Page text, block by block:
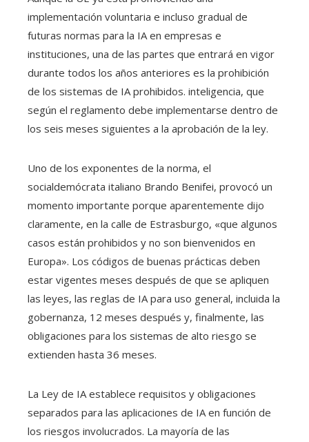
implementación voluntaria e incluso gradual de
futuras normas para la IA en empresas e
instituciones, una de las partes que entrará en vigor
durante todos los años anteriores es la prohibición
de los sistemas de IA prohibidos. inteligencia, que
según el reglamento debe implementarse dentro de
los seis meses siguientes a la aprobación de la ley.
Uno de los exponentes de la norma, el
socialdemócrata italiano Brando Benifei, provocó un
momento importante porque aparentemente dijo
claramente, en la calle de Estrasburgo, «que algunos
casos están prohibidos y no son bienvenidos en
Europa». Los códigos de buenas prácticas deben
estar vigentes meses después de que se apliquen
las leyes, las reglas de IA para uso general, incluida la
gobernanza, 12 meses después y, finalmente, las
obligaciones para los sistemas de alto riesgo se
extienden hasta 36 meses.
La Ley de IA establece requisitos y obligaciones
separados para las aplicaciones de IA en función de
los riesgos involucrados. La mayoría de las